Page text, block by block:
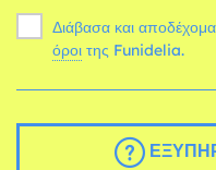
Διάβασα και
όροι της Funidelia.